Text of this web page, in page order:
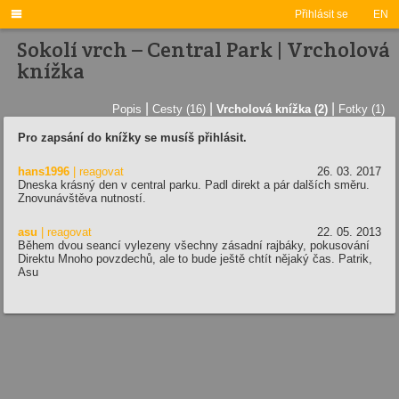
Přihlásit se EN

Sokolí vrch – Central Park | Vrcholová
knížka
Popis Cesty (16) Vrcholová knížka (2) Fotky (1)
Pro zapsání do knížky se musíš přihlásit.
hans1996 | reagovat
26. 03. 2017
Dneska krásný den v central parku. Padl direkt a pár dalších směru.
Znovunávštěva nutností.
asu | reagovat
22. 05. 2013
Během dvou seancí vylezeny všechny zásadní rajbáky, pokusování
Direktu Mnoho povzdechů, ale to bude ještě chtít nějaký čas. Patrik,
Asu